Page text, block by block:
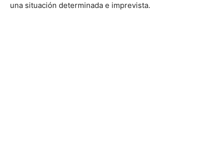
una situación determinada e imprevista.